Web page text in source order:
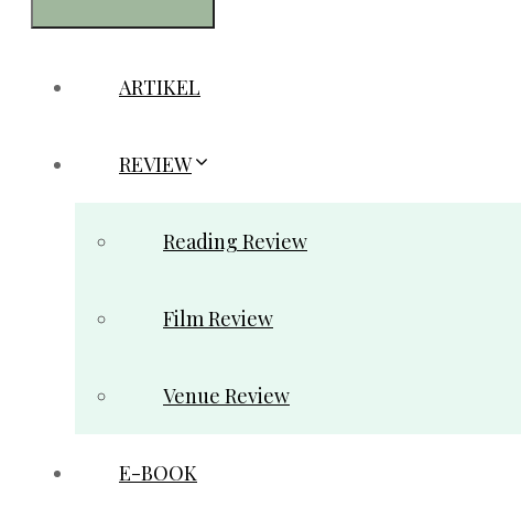
ARTIKEL
REVIEW
Reading Review
Film Review
Venue Review
E-BOOK